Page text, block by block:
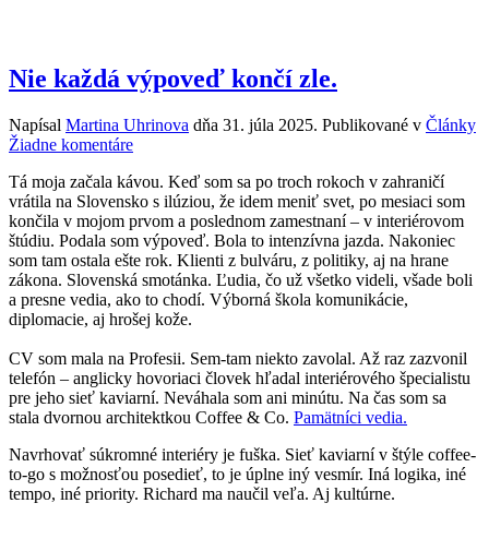
Nie každá výpoveď končí zle.
Napísal Martina Uhrinova dňa 31. júla 2025. Publikované v Články
Žiadne komentárena
každá
výpoveď
končí
zle.
Tá moja začala kávou. Keď som sa po troch rokoch v zahraničí
vrátila na Slovensko s ilúziou, že idem meniť svet, po mesiaci som
končila v mojom prvom a poslednom zamestnaní – v interiérovom
štúdiu. Podala som výpoveď. Bola to intenzívna jazda. Nakoniec
som tam ostala ešte rok. Klienti z bulváru, z politiky, aj na hrane
zákona. Slovenská smotánka. Ľudia, čo už všetko videli, všade boli
a presne vedia, ako to chodí. Výborná škola komunikácie,
diplomacie, aj hrošej kože.
CV som mala na Profesii. Sem-tam niekto zavolal. Až raz zazvonil
telefón – anglicky hovoriaci človek hľadal interiérového špecialistu
pre jeho sieť kaviarní. Neváhala som ani minútu. Na čas som sa
stala dvornou architektkou Coffee & Co. Pamätníci vedia.
Navrhovať súkromné interiéry je fuška. Sieť kaviarní v štýle coffee-
to-go s možnosťou posedieť, to je úplne iný vesmír. Iná logika, iné
tempo, iné priority. Richard ma naučil veľa. Aj kultúrne.